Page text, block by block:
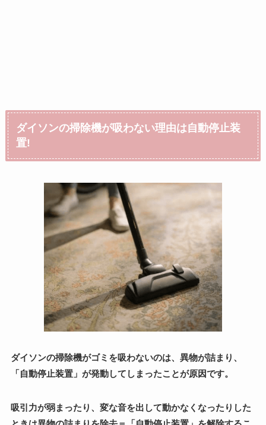
ダイソンの掃除機が吸わない理由は自動停止装
置!
ダイソンの掃除機がゴミを吸わないのは、異物が詰まり、
「自動停止装置」が発動してしまったことが原因です。
吸引力が弱まったり、変な音を出して動かなくなったりした